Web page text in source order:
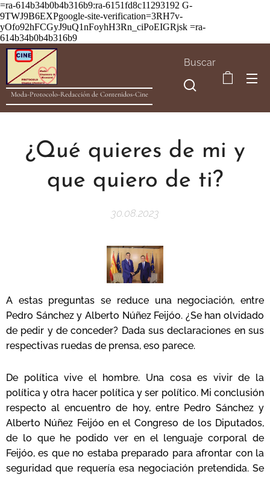
=ra-614b34b0b4b316b9:ra-6151fd8c11293192 G-
9TWJ9B6EXPgoogle-site-verification=3RH7v-
yOfo92hFCGyJ9uQ1nFoyhH3Rn_ciPoEIGRjsk =ra-
614b34b0b4b316b9
Moda-Protocolo-Redacción de Contenidos-Cine
Buscar
¿Qué quieres de mi y
que quiero de ti?
30.08.2023
A estas preguntas se reduce una negociación, entre
Pedro Sánchez y Alberto Núñez Feijóo. ¿Se han olvidado
de pedir y de conceder? Dada sus declaraciones en sus
respectivas ruedas de prensa, eso parece.
De política vive el hombre. Una cosa es vivir de la
política y otra hacer política y ser político. Mi conclusión
respecto al encuentro de hoy, entre Pedro Sánchez y
Alberto Núñez Feijóo en el Congreso de los Diputados,
de lo que he podido ver en el lenguaje corporal de
Feijóo, es que no estaba preparado para afrontar con la
seguridad que requería esa negociación pretendida. Se